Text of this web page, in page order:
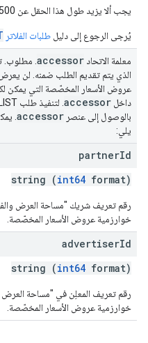
يجب ألا يزيد طول هذا الحقل عن 500 حرف.
يُرجى الرجوع إلى دليل طلبات الفلاتر
معلمة الاتحاد accessor
الذي يتم تقديم الطلب ضمنه. لن
داخل accessor
بالوصول إلى عنصر accessor
.
يلي:
partnerId
string (int64 format)
خوارزمية عروض الأسعار المخصّصة.
advertiserId
string (int64 format)
خوارزمية عروض الأسعار المخصّصة.